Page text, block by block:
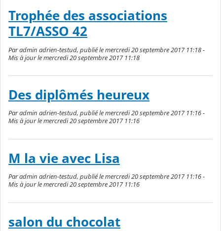
Trophée des associations
TL7/ASSO 42
Par admin adrien-testud, publié le mercredi 20 septembre 2017 11:18 -
Mis à jour le mercredi 20 septembre 2017 11:18
Des diplômés heureux
Par admin adrien-testud, publié le mercredi 20 septembre 2017 11:16 -
Mis à jour le mercredi 20 septembre 2017 11:16
M la vie avec Lisa
Par admin adrien-testud, publié le mercredi 20 septembre 2017 11:16 -
Mis à jour le mercredi 20 septembre 2017 11:16
salon du chocolat